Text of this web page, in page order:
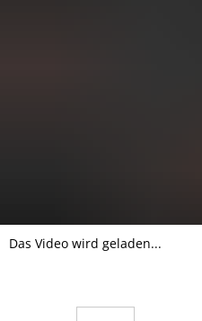
Das Video wird geladen...